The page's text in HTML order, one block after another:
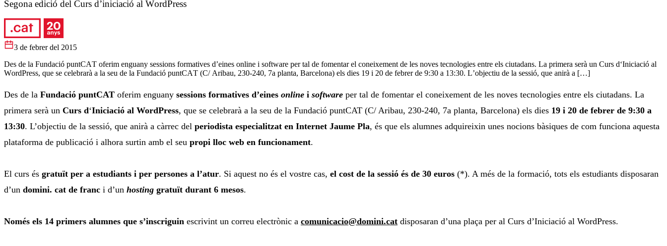
Segona edició del Curs d’iniciació al WordPress
3 de febrer del 2015
Des de la Fundació puntCAT oferim enguany sessions formatives d’eines online i software per tal de fomentar el coneixement de les noves tecnologies entre els ciutadans. La primera serà un Curs d‘Iniciació al
WordPress, que se celebrarà a la seu de la Fundació puntCAT (C/ Aribau, 230-240, 7a planta, Barcelona) els dies 19 i 20 de febrer de 9:30 a 13:30. L’objectiu de la sessió, que anirà a […]
Des de la Fundació puntCAT oferim enguany sessions formatives d’eines online i software per tal de fomentar el coneixement de les noves tecnologies entre els ciutadans. La
primera serà un Curs d‘Iniciació al WordPress, que se celebrarà a la seu de la Fundació puntCAT (C/ Aribau, 230-240, 7a planta, Barcelona) els dies 19 i 20 de febrer de 9:30 a
13:30. L’objectiu de la sessió, que anirà a càrrec del periodista especialitzat en Internet Jaume Pla, és que els alumnes adquireixin unes nocions bàsiques de com funciona aquesta
plataforma de publicació i alhora surtin amb el seu propi lloc web en funcionament.
El curs és gratuït per a estudiants i per persones a l’atur. Si aquest no és el vostre cas, el cost de la sessió és de 30 euros (*). A més de la formació, tots els estudiants disposaran
d’un domini. cat de franc i d’un hosting gratuït durant 6 mesos.
Només els 14 primers alumnes que s’inscriguin escrivint un correu electrònic a comunicacio@domini.cat disposaran d’una plaça per al Curs d’Iniciació al WordPress.